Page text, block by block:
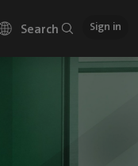
Search Sign in